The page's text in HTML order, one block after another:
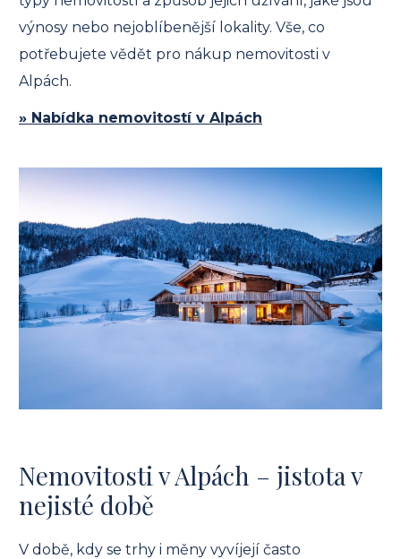
výnosy nebo nejoblíbenější lokality. Vše, co
potřebujete vědět pro nákup nemovitosti v
Alpách.
» Nabídka nemovitostí v Alpách
Nemovitosti v Alpách – jistota v
nejisté době
V době, kdy se trhy i měny vyvíjejí často